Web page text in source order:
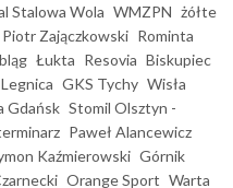
Stalowa Wola WMZPN żółte
Piotr Zajączkowski Rominta
Łukta Resovia Biskupiec
GKS Tychy Wisła
Gdańsk Stomil Olsztyn -
Paweł Alancewicz
Kaźmierowski Górnik
Orange Sport Warta